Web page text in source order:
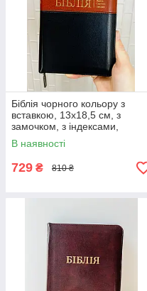
Біблія чорного кольору з
вставкою, 13х18,5 см, з
замочком, з індексами,
золотий зріз
В наявності
729 ₴ 810 ₴